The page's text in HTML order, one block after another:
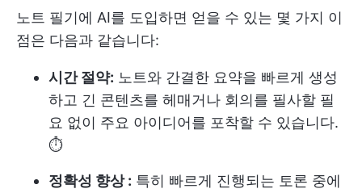
노트 필기에 AI를 도입하면 얻을 수 있는 몇 가지 이
점은 다음과 같습니다:
시간 절약: 노트와 간결한 요약을 빠르게 생성
하고 긴 콘텐츠를 헤매거나 회의를 필사할 필
요 없이 주요 아이디어를 포착할 수 있습니다.
⏱️
정확성 향상 : 특히 빠르게 진행되는 토론 중에